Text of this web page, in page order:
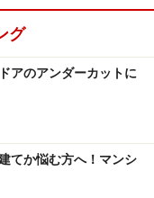
手すり高さの基準
し足がかりになる
ートル以上必要で
れる突起などのこ
の重心よりやや高
す。子どもの場合
グ
アのアンダーカットに
てか悩む方へ！マンシ